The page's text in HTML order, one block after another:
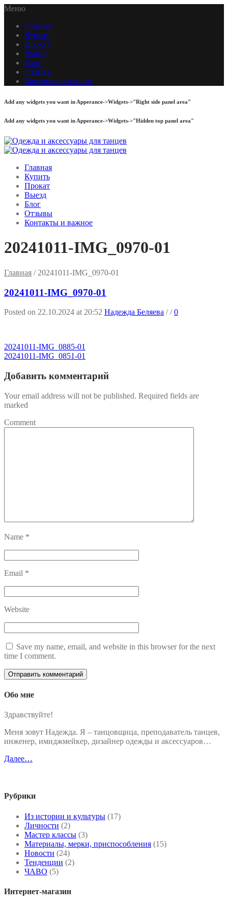
Меню
Главная
Купить
Прокат
Выезд
Блог
Отзывы
Контакты и важное
Add any widgets you want in Apperance->Widgets->"Right side panel area"
Add any widgets you want in Apperance->Widgets->"Hidden top panel area"
Главная
Купить
Прокат
Выезд
Блог
Отзывы
Контакты и важное
20241011-IMG_0970-01
Главная / 20241011-IMG_0970-01
20241011-IMG_0970-01
Posted on 22.10.2024 at 20:52 Надежда Беляева //0
20241011-IMG_0885-01
20241011-IMG_0851-01
Добавить комментарий
Your email address will not be published. Required fields are
marked
Comment
Name *
Email *
Website
Save my name, email, and website in this browser for the next
time I comment.
Обо мне
Здравствуйте!
Меня зовут Надежда. Я – танцовщица, преподаватель танцев,
инженер, имиджмейкер, дизайнер одежды и аксессуаров…
Далее…
Рубрики
Из истории и культуры (17)
Личности (2)
Мастер классы (3)
Материалы, мерки, приспособления (15)
Новости (24)
Тенденции (2)
ЧАВО (5)
Интернет-магазин